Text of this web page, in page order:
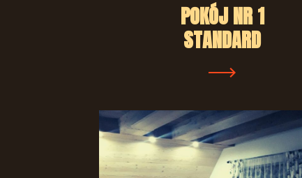
POKÓJ NR 1
STANDARD